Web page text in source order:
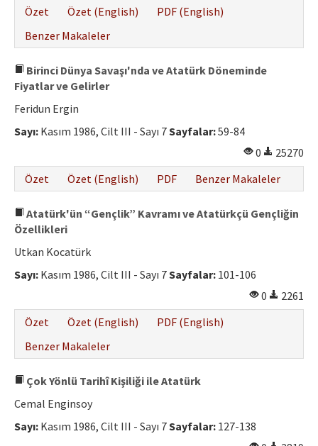
Özet
Özet (English)
PDF (English)
Benzer Makaleler
Birinci Dünya Savaşı'nda ve Atatürk Döneminde
Fiyatlar ve Gelirler
Feridun Ergin
Sayı: Kasım 1986, Cilt III - Sayı 7Sayfalar:59-84
0
25270
Özet
Özet (English) PDF Benzer Makaleler
Atatürk'ün “Gençlik” Kavramı ve Atatürkçü Gençliğin
Özellikleri
Utkan Kocatürk
Sayı: Kasım 1986, Cilt III - Sayı 7Sayfalar: 101-106
0
2261
Özet
Özet (English)
PDF (English)
Benzer Makaleler
Çok Yönlü Tarihî Kişiliği ile Atatürk
Cemal Enginsoy
Sayı: Kasım 1986, Cilt III - Sayı 7Sayfalar: 127-138